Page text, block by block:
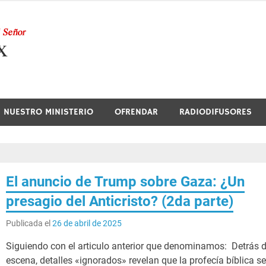
NUESTRO MINISTERIO OFRENDAR RADIODIFUSORES
El anuncio de Trump sobre Gaza: ¿Un
presagio del Anticristo? (2da parte)
Publicada el26 de abril de 2025
Siguiendo con el articulo anterior que denominamos: Detrás
escena, detalles «ignorados» revelan que la profecía bíblica se